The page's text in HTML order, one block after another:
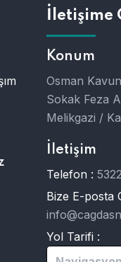
İletişime
Konum
Osman
Sokak Feza
Melikgazi /
İletişim
Telefon :
Bize E-posta
Yol Tarifi :